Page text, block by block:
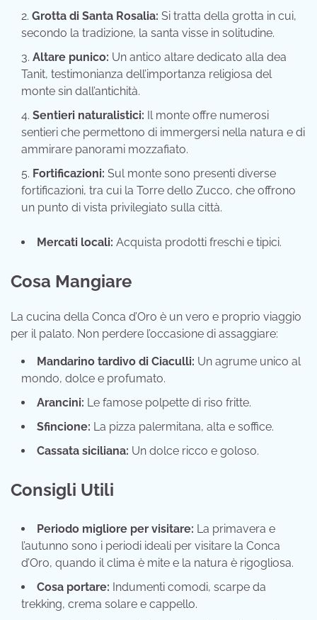
Grotta di Santa Rosalia: Si tratta della grotta in cui,
secondo la tradizione, la santa visse in solitudine.
Altare punico: Un antico altare dedicato alla dea
Tanit, testimonianza dell’importanza religiosa del
monte sin dall’antichità.
Sentieri naturalistici: Il monte offre numerosi
sentieri che permettono di immergersi nella natura e di
ammirare panorami mozzafiato.
Fortificazioni: Sul monte sono presenti diverse
fortificazioni, tra cui la Torre dello Zucco, che offrono
un punto di vista privilegiato sulla città.
Mercati locali: Acquista prodotti freschi e tipici.
Cosa Mangiare
La cucina della Conca d’Oro è un vero e proprio viaggio
per il palato. Non perdere l’occasione di assaggiare:
Mandarino tardivo di Ciaculli: Un agrume unico al
mondo, dolce e profumato.
Arancini: Le famose polpette di riso fritte.
Sfincione: La pizza palermitana, alta e soffice.
Cassata siciliana: Un dolce ricco e goloso.
Consigli Utili
Periodo migliore per visitare: La primavera e
l’autunno sono i periodi ideali per visitare la Conca
d’Oro, quando il clima è mite e la natura è rigogliosa.
Cosa portare: Indumenti comodi, scarpe da
trekking, crema solare e cappello.